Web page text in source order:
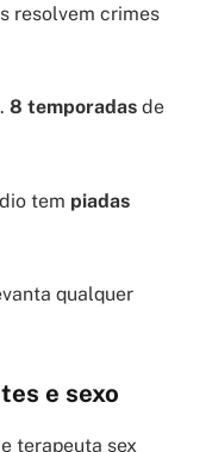
resolvem crimes
8 temporadas de
tem piadas
qualquer
e sexo
terapeuta sex